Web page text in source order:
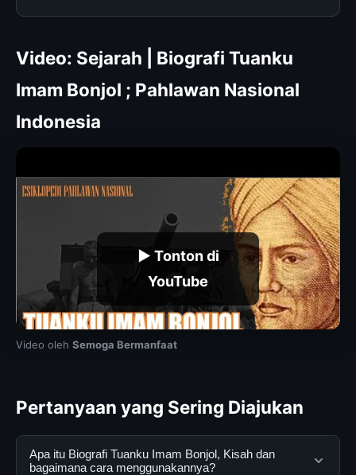
Video: Sejarah | Biografi Tuanku
Imam Bonjol ; Pahlawan Nasional
Indonesia
▶ Tonton di
YouTube
Video oleh Semoga Bermanfaat
Pertanyaan yang Sering Diajukan
Apa itu Biografi Tuanku Imam Bonjol, Kisah dan
bagaimana cara menggunakannya?